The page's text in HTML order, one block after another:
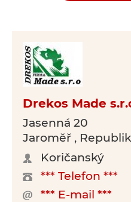
Drekos Made
Jasenná 20
Jaroměř ,
Koričanský
*** Telefon ***
*** E-mail ***